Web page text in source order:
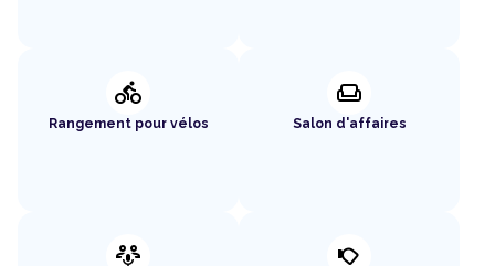
directions_bike
Rangement pour vélos
weekend
Salon d'affaires
adaptive_audio_mic nest_cam_outdoor